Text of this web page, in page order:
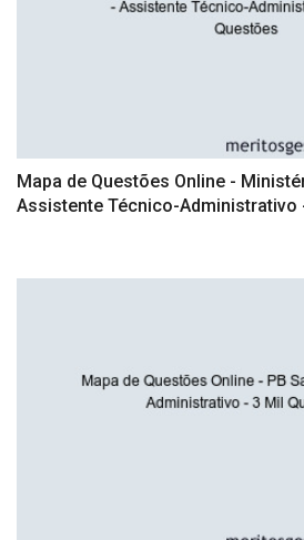
Mapa de Questões Online -
Assistente Técnico-Administrativo